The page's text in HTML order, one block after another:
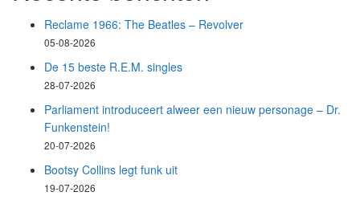
Reclame 1966: The Beatles – Revolver
05-08-2026
De 15 beste R.E.M. singles
28-07-2026
Parliament introduceert alweer een nieuw personage – Dr.
Funkenstein!
20-07-2026
Bootsy Collins legt funk uit
19-07-2026